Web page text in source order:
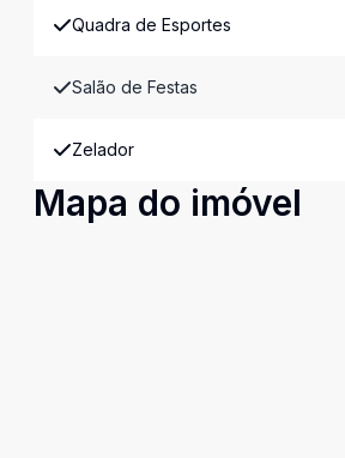
Quadra de Esportes
Salão de Festas
Zelador
Mapa do imóvel